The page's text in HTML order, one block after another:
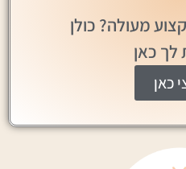
מעולה? כולן
לך כאן
כאן